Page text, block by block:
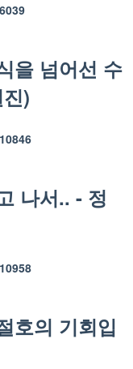
6039
을 넘어선 수
)
10846
나서.. - 정
10958
호의 기회입